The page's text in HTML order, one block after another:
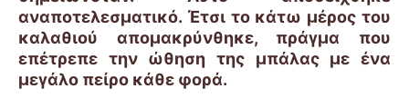
αναποτελεσματικό. Έτσι το κάτω μέρος του
καλαθιού απομακρύνθηκε, πράγμα που
επέτρεπε την ώθηση της μπάλας με ένα
μεγάλο πείρο κάθε φορά.